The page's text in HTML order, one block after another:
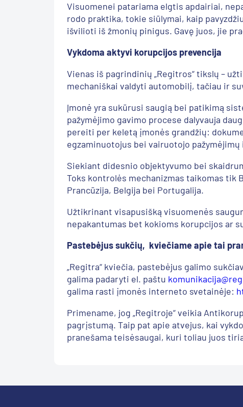
Visuomenei patariama elgtis apdairiai,
rodo praktika, tokie siūlymai, kaip
išvilioti iš žmonių pinigus. Gavę juos, jie
Vykdoma aktyvi korupcijos prevencija
Vienas iš pagrindinių „Regitros“ tikslų –
mechaniškai valdyti automobilį, tačiau ir
Įmonė yra sukūrusi saugią bei patikimą
pažymėjimo gavimo procese dalyvauja
pereiti per keletą įmonės grandžių:
egzaminuotojus bei vairuotojo
Siekiant didesnio objektyvumo bei
Toks kontrolės mechanizmas taikomas tik
Prancūzija, Belgija bei Portugalija.
Užtikrinant visapusišką visuomenės
nepakantumas bet kokioms korupcijos ar
Pastebėjus sukčių, kviečiame apie tai
„Regitra“ kviečia, pastebėjus galimo
galima padaryti el. paštu
galima rasti įmonės interneto svetainėje:
Primename, jog „Regitroje“ veikia
pagrįstumą. Taip pat apie atvejus, kai
pranešama teisėsaugai, kuri toliau juos